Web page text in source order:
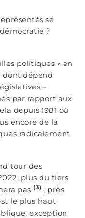
se
?
politiques » en
dont dépend
–
par rapport aux
depuis 1981 où
encore de la
radicalement
tour des
plus du tiers
pas (3) ; près
le plus haut
exception